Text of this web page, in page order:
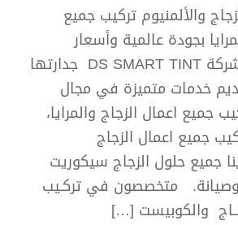
والألمنيوم تركيب جميع
بجودة عالمية وأسعار
تنافسية أثبتت شركة DS SMART TINT جدارتها
خدمات متميزة في مجال
جميع اعمال الزجاج والمرايا،
جميع اعمال الزجاج
جميع حلول الزجاج سيكوريت
متخصصون في تركـيب
والكوبيست […]